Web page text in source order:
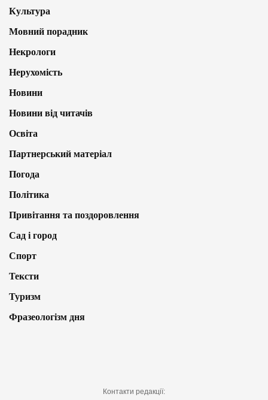
Культура
Мовний порадник
Некрологи
Нерухомість
Новини
Новини від читачів
Освіта
Партнерський матеріал
Погода
Політика
Привітання та поздоровлення
Сад і город
Спорт
Тексти
Туризм
Фразеологізм дня
Контакти редакції: